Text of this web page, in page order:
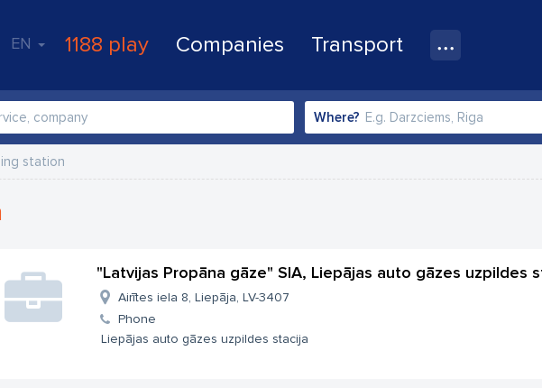
EN 1188 play Companies Transport
Where?
station
"Latvijas Propāna gāze" SIA, Liepājas auto gāzes uzpildes
Airītes iela 8, Liepāja, LV-3407
Phone
Liepājas auto gāzes uzpildes stacija